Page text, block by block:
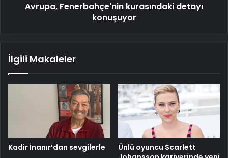
Avrupa, Fenerbahçe'nin kurasındaki detayı
konuşuyor
İlgili Makaleler
Kadir İnanır’dan sevgilerle
Ünlü oyuncu Scarlett